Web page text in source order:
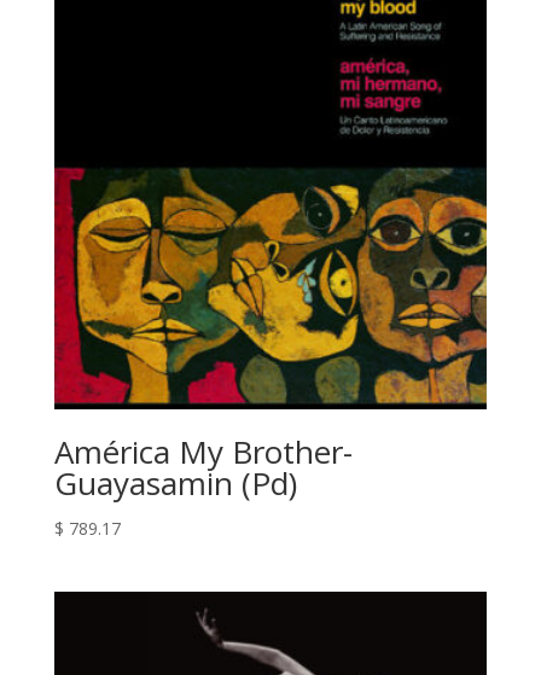
América My Brother-
Guayasamin (Pd)
$ 789.17